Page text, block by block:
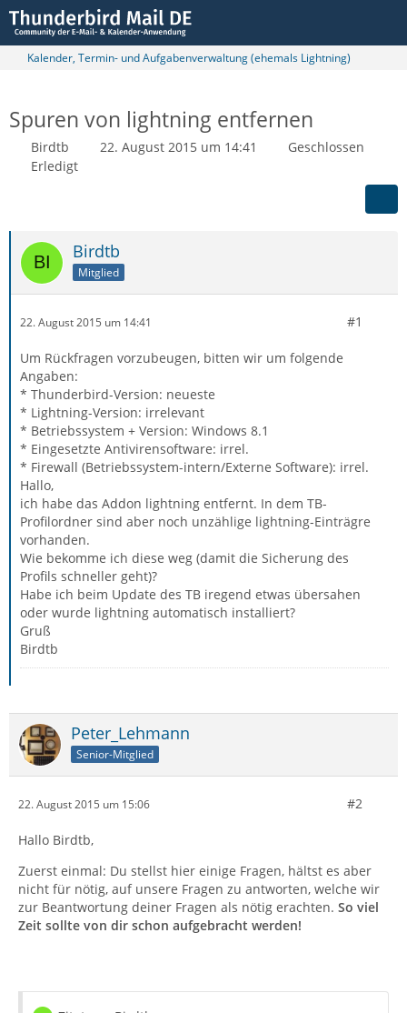
Kalender, Termin- und Aufgabenverwaltung (ehemals Lightning)
Spuren von lightning entfernen
Birdtb 22. August 2015 um 14:41
Geschlossen
Erledigt
Birdtb
Mitglied
22. August 2015 um 14:41 #1
Um Rückfragen vorzubeugen, bitten wir um folgende
Angaben:
* Thunderbird-Version: neueste
* Lightning-Version: irrelevant
* Betriebssystem + Version: Windows 8.1
* Eingesetzte Antivirensoftware: irrel.
* Firewall (Betriebssystem-intern/Externe Software): irrel.
Hallo,
ich habe das Addon lightning entfernt. In dem TB-
Profilordner sind aber noch unzählige lightning-Einträgre
vorhanden.
Wie bekomme ich diese weg (damit die Sicherung des
Profils schneller geht)?
Habe ich beim Update des TB iregend etwas übersahen
oder wurde lightning automatisch installiert?
Gruß
Birdtb
Peter_Lehmann
Senior-Mitglied
22. August 2015 um 15:06 #2
Hallo Birdtb,
Zuerst einmal: Du stellst hier einige Fragen, hältst es aber
nicht für nötig, auf unsere Fragen zu antworten, welche wir
zur Beantwortung deiner Fragen als nötig erachten. So viel
Zeit sollte von dir schon aufgebracht werden!